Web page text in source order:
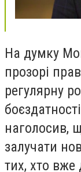
На думку
прозорі
регулярну
наголосив,
залучати
тих, хто вже